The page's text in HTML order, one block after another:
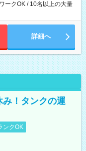
ークOK / 10名以上の大量
詳細へ
！タンクの運
ンクOK